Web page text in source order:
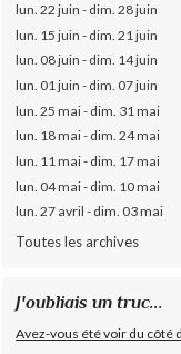
lun. 22 juin - dim. 28 juin
lun. 15 juin - dim. 21 juin
lun. 08 juin - dim. 14 juin
lun. 01 juin - dim. 07 juin
lun. 25 mai - dim. 31 mai
lun. 18 mai - dim. 24 mai
lun. 11 mai - dim. 17 mai
lun. 04 mai - dim. 10 mai
lun. 27 avril - dim. 03 mai
Toutes les archives
J'oubliais un truc...
Avez-vous été voir du côté